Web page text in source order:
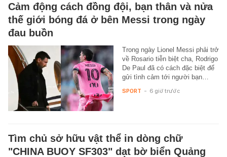
Cảm động cách đồng đội, bạn thân và nửa
thế giới bóng đá ở bên Messi trong ngày
đau buồn
Trong ngày Lionel Messi phải trở
về Rosario tiễn biệt cha, Rodrigo
De Paul đã có cách đặc biệt để
gửi tình cảm tới người bạn…
SPORT - 6 giờ trước
Tìm chủ sở hữu vật thể in dòng chữ
"CHINA BUOY SF303" dạt bờ biển Quảng